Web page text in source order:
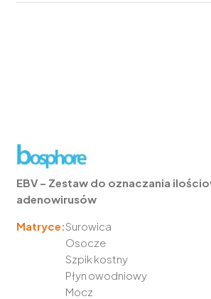
EBV – Zestaw do oznaczania
adenowirusów
Matryce:Surowica
Osocze
Szpik kostny
Płyn owodniowy
Mocz